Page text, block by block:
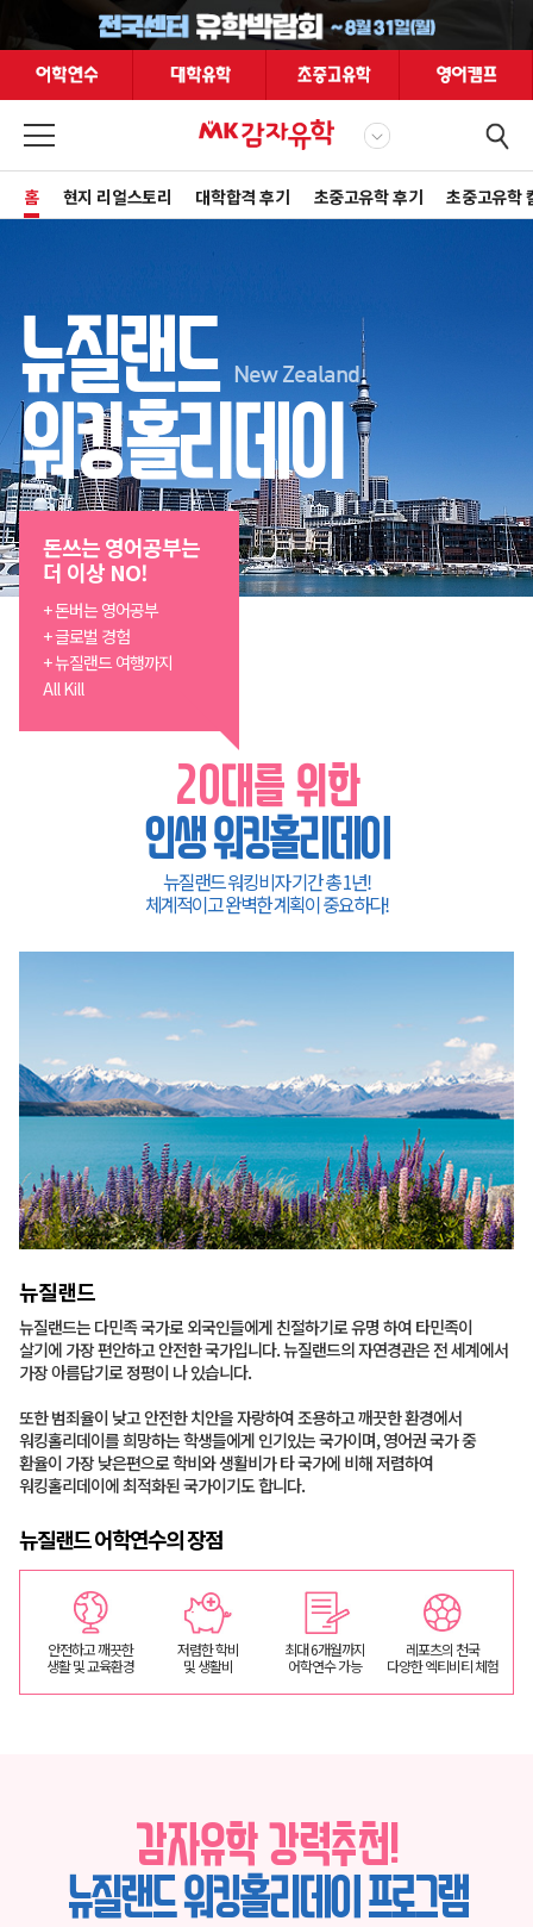
홈 현지 리얼스토리 대학합격 후기 초중고유학 후기 초중고유학
New Zealand
뉴질랜드
워킹홀리데이
돈쓰는 영어공부는
더 이상 NO!
+ 돈버는 영어공부
+ 글로벌 경험
+ 뉴질랜드 여행까지
All Kill
20대를 위한
인생 워킹홀리데이
뉴질랜드 워킹비자 기간 총 1년!
체계적이고 완벽한 계획이 중요하다!
뉴질랜드
뉴질랜드는 다민족 국가로 외국인들에게 친절하기로 유명 하여 타민족이
살기에 가장 편안하고 안전한 국가입니다. 뉴질랜드의 자연경관은 전 세계에서
가장 아름답기로 정평이 나 있습니다.
또한 범죄율이 낮고 안전한 치안을 자랑하여 조용하고 깨끗한 환경에서
워킹홀리데이를 희망하는 학생들에게 인기있는 국가이며, 영어권 국가 중
환율이 가장 낮은편으로 학비와 생활비가 타 국가에 비해 저렴하여
워킹홀리데이에 최적화된 국가이기도 합니다.
뉴질랜드 어학연수의 장점
안전하고 깨끗한
생활 및 교육환경
저렴한 학비
및 생활비
최대 6개월까지
어학연수 가능
레포츠의 천국
다양한 엑티비티 체험
감자유학 강력추천!
뉴질랜드 워킹홀리데이 프로그램